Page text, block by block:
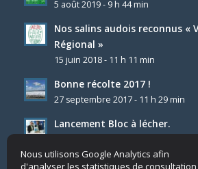
5 août 2019 - 9 h 44 min
Nos salins audois reconnus «
Régional »
15 juin 2018 - 11 h 11 min
Bonne récolte 2017 !
27 septembre 2017 - 11 h 29 min
Lancement Bloc à lécher.
Nous utilisons Google Analytics afin
d'analyser les statistiques de consultation